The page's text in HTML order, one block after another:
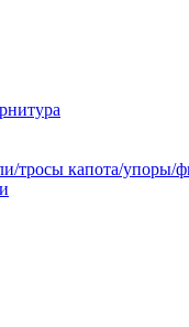
тросы капота/упоры/